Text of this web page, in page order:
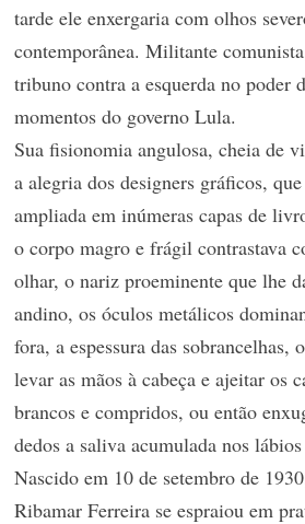
tarde ele enxergaria com olhos
contemporânea. Militante
tribuno contra a esquerda no poder
momentos do governo Lula.
Sua fisionomia angulosa, cheia de
a alegria dos designers gráficos,
ampliada em inúmeras capas de
o corpo magro e frágil contrastava
olhar, o nariz proeminente que lhe
andino, os óculos metálicos
fora, a espessura das sobrancelhas,
levar as mãos à cabeça e ajeitar os
brancos e compridos, ou então
dedos a saliva acumulada nos lábios
Nascido em 10 de setembro de
Ribamar Ferreira se espraiou em